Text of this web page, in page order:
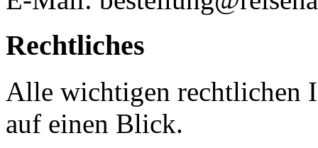
Rechtliches
Alle wichtigen rechtlichen
auf einen Blick.